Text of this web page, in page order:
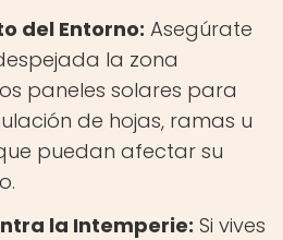
del Entorno: Asegúrate
la zona
paneles solares para
de hojas, ramas u
puedan afectar su
la Intemperie: Si vives